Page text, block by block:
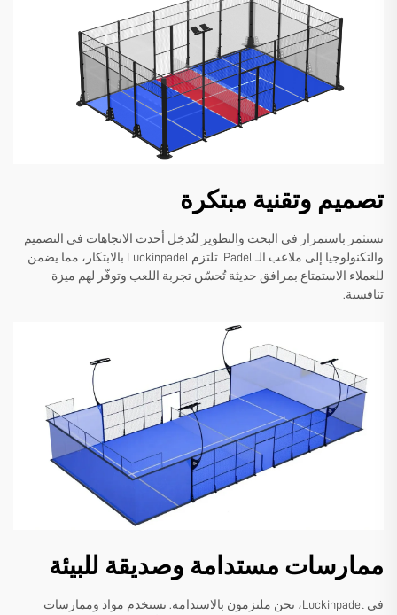
تصميم وتقنية مبتكرة
نستثمر باستمرار في البحث والتطوير لنُدخِل أحدث الاتجاهات في التصميم
والتكنولوجيا إلى ملاعب الـ Padel. تلتزم Luckinpadel بالابتكار، مما يضمن
للعملاء الاستمتاع بمرافق حديثة تُحسّن تجربة اللعب وتوفّر لهم ميزة
تنافسية.
ممارسات مستدامة وصديقة للبيئة
في Luckinpadel، نحن ملتزمون بالاستدامة. نستخدم مواد وممارسات